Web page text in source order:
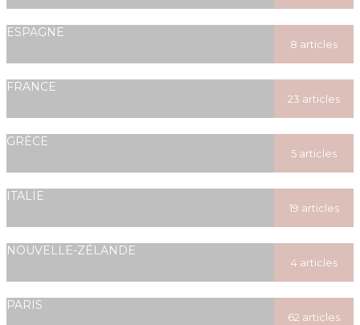
posted
ESPAGNE
8 articles
posted
FRANCE
23 articles
posted
GRÈCE
5 articles
posted
ITALIE
19 articles
posted
NOUVELLE-ZÉLANDE
4 articles
posted
PARIS
62 articles